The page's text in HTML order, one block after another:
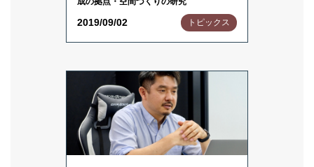
2019/09/02 トピックス